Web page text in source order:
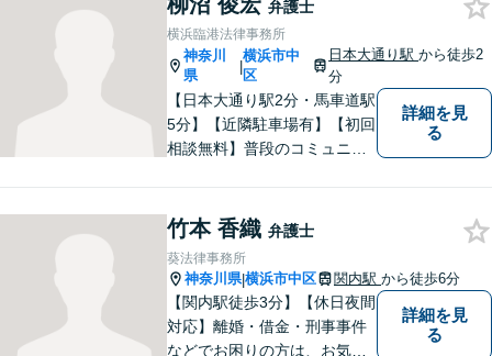
域に根ざした弁護士】どうぞ
ご相談ください。
弁護士
横浜臨港法律事務所
神奈川
県
|
横浜市中
区
日本大通り駅から徒歩2
分
【日本大通り駅2分・馬車道駅
5分】【近隣駐車場有】【初回
相談無料】普段のコミュニケ
的にも寄り添える存在であり
たいと願っています。 法律問
題でお困りの際は、どうぞお
気軽にご相談ください。
詳細を見
る
竹本 香織 弁護士
葵法律事務所
神奈川県|横浜市中区 関内駅 から徒歩6分
【関内駅徒歩3分】【休日夜間
対応】離婚・借金・刑事事件
などでお困りの方は、お気軽
詳細を見
る